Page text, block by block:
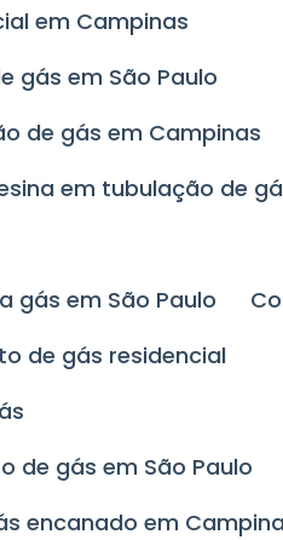
em Campinas
gás em São Paulo
de gás em Campinas
em tubulação de
gás em São Paulo
de gás residencial
de gás em São Paulo
encanado em